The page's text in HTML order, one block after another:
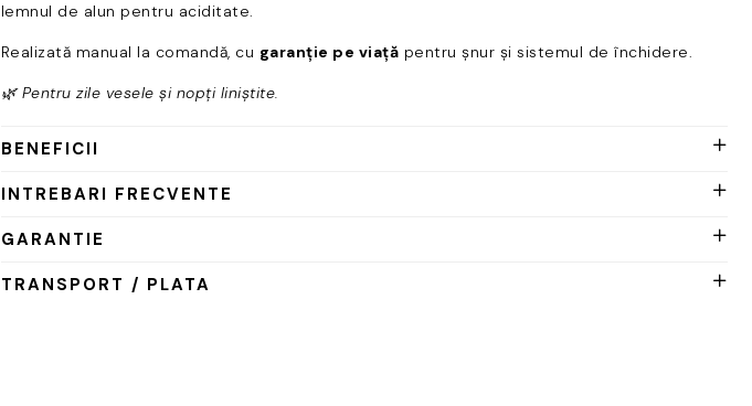
lemnul de alun pentru aciditate.
Realizată manual la comandă, cu garanție pe viață pentru șnur și sistemul de închidere.
🌿 Pentru zile vesele și nopți liniștite.
BENEFICII
INTREBARI FRECVENTE
GARANTIE
TRANSPORT / PLATA